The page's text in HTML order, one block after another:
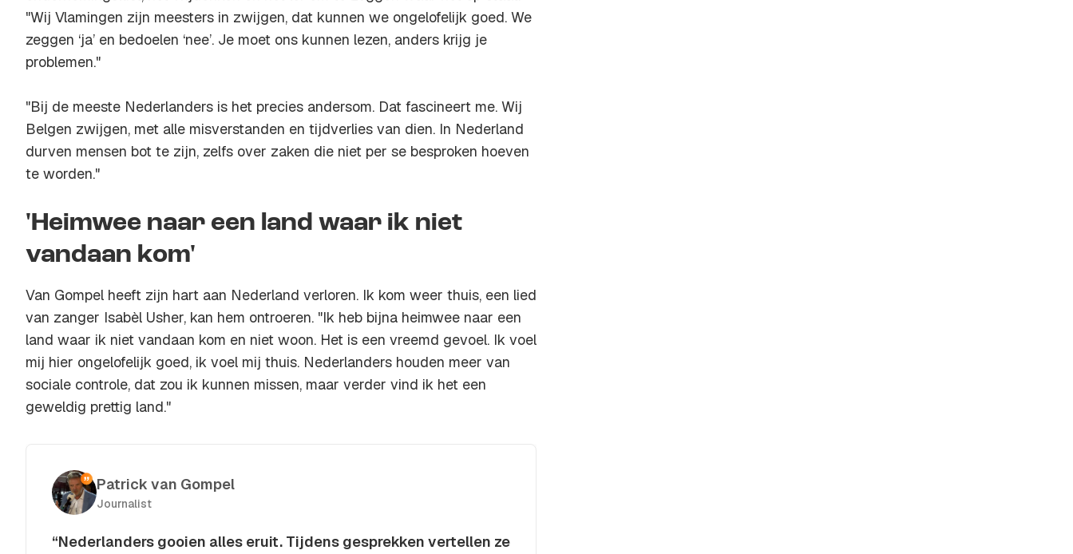
"Wij Vlamingen zijn meesters in zwijgen, dat kunnen we ongelofelijk goed. We
zeggen ‘ja’ en bedoelen ‘nee’. Je moet ons kunnen lezen, anders krijg je
problemen."
"Bij de meeste Nederlanders is het precies andersom. Dat fascineert me. Wij
Belgen zwijgen, met alle misverstanden en tijdverlies van dien. In Nederland
durven mensen bot te zijn, zelfs over zaken die niet per se besproken hoeven
te worden."
'Heimwee naar een land waar ik niet
vandaan kom'
Van Gompel heeft zijn hart aan Nederland verloren. Ik kom weer thuis, een lied
van zanger Isabèl Usher, kan hem ontroeren. "Ik heb bijna heimwee naar een
land waar ik niet vandaan kom en niet woon. Het is een vreemd gevoel. Ik voel
mij hier ongelofelijk goed, ik voel mij thuis. Nederlanders houden meer van
sociale controle, dat zou ik kunnen missen, maar verder vind ik het een
geweldig prettig land."
Patrick van Gompel
Journalist
“Nederlanders gooien alles eruit. Tijdens gesprekken vertellen ze